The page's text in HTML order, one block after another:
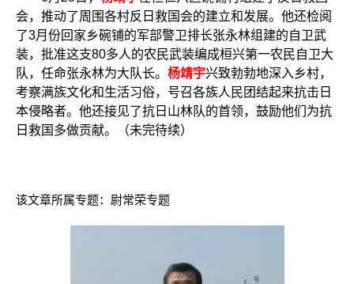
会，推动了周围各村反日救国会的建立和发展。他还检阅
了3月份回家乡碗铺的军部警卫排长张永林组建的自卫武
装，批准这支80多人的农民武装编成桓兴第一农民自卫大
队，任命张永林为大队长。 杨靖宇兴致勃勃地深入乡村，
考察满族文化和生活习俗，号召各族人民团结起来抗击日
本侵略者。他还接见了抗日山林队的首领，鼓励他们为抗
日救国多做贡献。（未完待续）
该文章所属专题： 尉常荣专题